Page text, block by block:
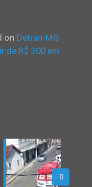
on Detran-MG
de R$ 300 em
0